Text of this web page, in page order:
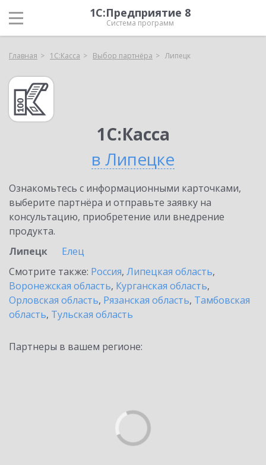
1С:Предприятие 8
Система программ
Главная 1С:Касса Выбор партнёра Липецк
1С:Касса
в Липецке
Ознакомьтесь с информационными карточками,
выберите партнёра и отправьте заявку на
консультацию, приобретение или внедрение
продукта.
Липецк
Елец
Смотрите также: Россия, Липецкая область,
Воронежская область, Курганская область,
Орловская область, Рязанская область, Тамбовская
область, Тульская область
Партнеры в вашем регионе: